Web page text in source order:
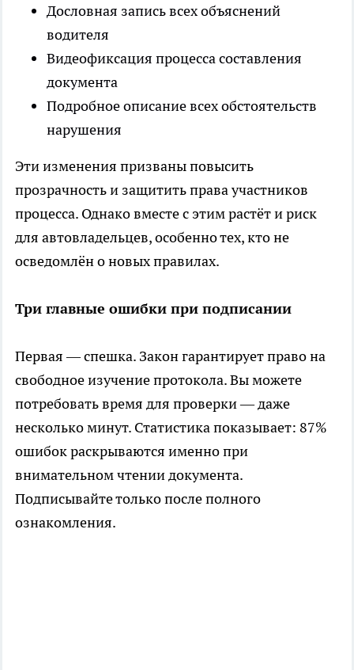
Дословная запись всех объяснений
водителя
Видеофиксация процесса составления
документа
Подробное описание всех обстоятельств
нарушения
Эти изменения призваны повысить
прозрачность и защитить права участников
процесса. Однако вместе с этим растёт и риск
для автовладельцев, особенно тех, кто не
осведомлён о новых правилах.
Три главные ошибки при подписании
Первая — спешка. Закон гарантирует право на
свободное изучение протокола. Вы можете
потребовать время для проверки — даже
несколько минут. Статистика показывает: 87%
ошибок раскрываются именно при
внимательном чтении документа.
Подписывайте только после полного
ознакомления.